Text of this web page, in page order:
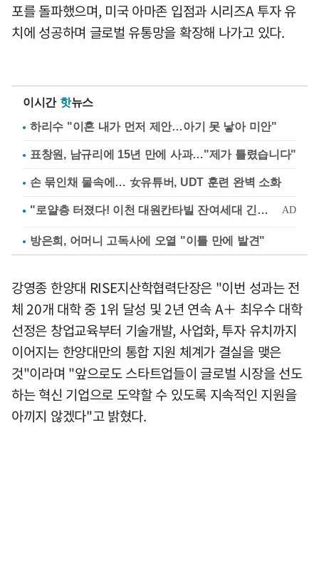
포를 돌파했으며, 미국 아마존 입점과 시리즈A 투자 유
치에 성공하며 글로벌 유통망을 확장해 나가고 있다.
이시간 핫뉴스
하리수 "이혼 내가 먼저 제안…아기 못 낳아 미안"
표창원, 남규리에 15년 만에 사과…"제가 틀렸습니다"
손 묶인채 물속에… 女유튜버, UDT 훈련 완벽 소화
방은희, 어머니 고독사에 오열 "이틀 만에 발견"
강영종 한양대 RISE지산학협력단장은 "이번 성과는 전
체 20개 대학 중 1위 달성 및 2년 연속 A＋ 최우수 대학
선정은 창업교육부터 기술개발, 사업화, 투자 유치까지
이어지는 한양대만의 통합 지원 체계가 결실을 맺은
것"이라며 "앞으로도 스타트업들이 글로벌 시장을 선도
하는 혁신 기업으로 도약할 수 있도록 지속적인 지원을
아끼지 않겠다"고 밝혔다.